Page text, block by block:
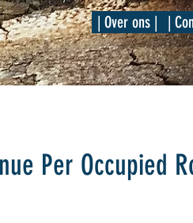
| Over ons | |
Per Occupied